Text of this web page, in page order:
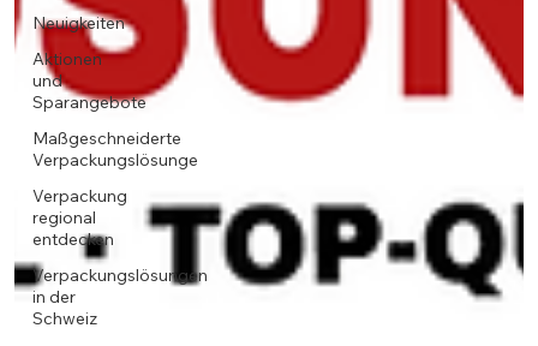
Neuigkeiten
Aktionen
und
Sparangebote
Maßgeschneiderte
Verpackungslösunge
Verpackung
regional
entdecken
Verpackungslösungen
in der
Schweiz